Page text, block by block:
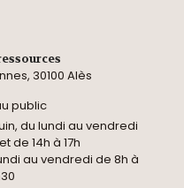
30100 Alès
public
du lundi au vendredi
de 14h à 17h
au vendredi de 8h à